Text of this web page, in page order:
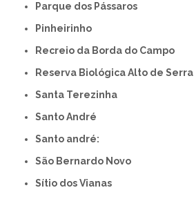
Parque dos Pássaros
Pinheirinho
Recreio da Borda do Campo
Reserva Biológica Alto de Serra
Santa Terezinha
Santo André
Santo andré:
São Bernardo Novo
Sítio dos Vianas